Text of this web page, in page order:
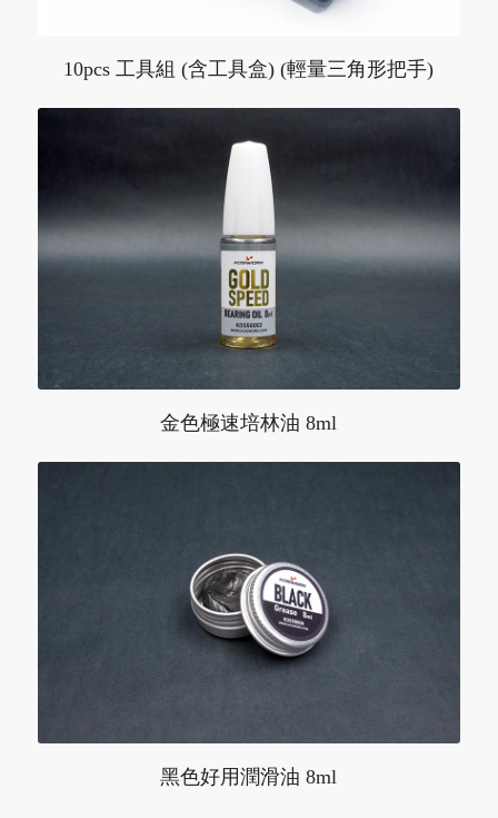
10pcs 工具組 (含工具盒) (輕量三角形把手)
金色極速培林油 8ml
黑色好用潤滑油 8ml